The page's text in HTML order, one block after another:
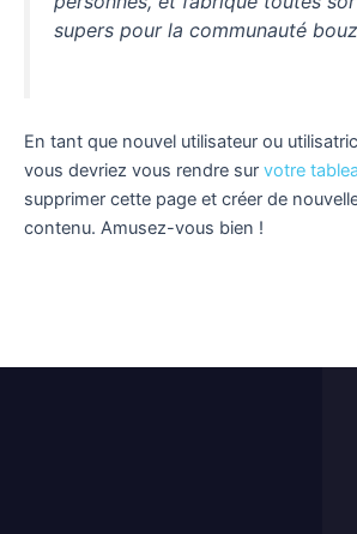
supers pour la communauté
En tant que nouvel utilisateur ou
vous devriez vous rendre sur votre
supprimer cette page et créer de
contenu. Amusez-vous bien !